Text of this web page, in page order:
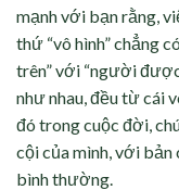
mạnh với bạn rằng,
thứ “vô hình” chẳng
trên” với “người
như nhau, đều từ cái
đó trong cuộc đời,
cội của mình, với
bình thường.